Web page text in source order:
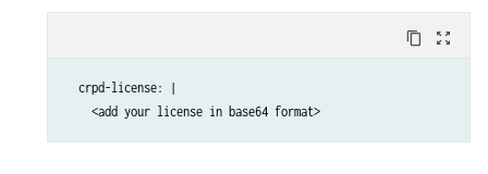
content_copy zoom_out_map
  crpd-license: |
    <add your license in base64 format>